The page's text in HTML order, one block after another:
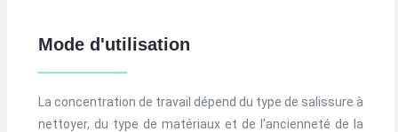
Mode d'utilisation
La concentration de travail dépend du type de salissure à
nettoyer, du type de matériaux et de l'ancienneté de la